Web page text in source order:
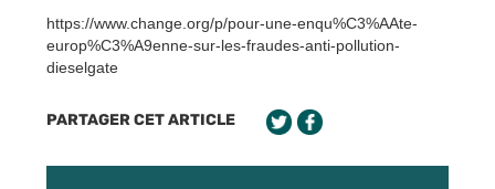
https://www.change.org/p/pour-une-enqu%C3%AAte-
europ%C3%A9enne-sur-les-fraudes-anti-pollution-
dieselgate
PARTAGER CET ARTICLE